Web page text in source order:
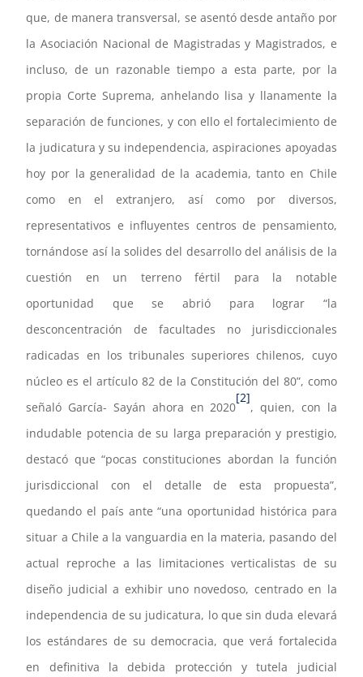
que, de manera transversal, se asentó desde antaño por
la Asociación Nacional de Magistradas y Magistrados, e
incluso, de un razonable tiempo a esta parte, por la
propia Corte Suprema, anhelando lisa y llanamente la
separación de funciones, y con ello el fortalecimiento de
la judicatura y su independencia, aspiraciones apoyadas
hoy por la generalidad de la academia, tanto en Chile
como en el extranjero, así como por diversos,
representativos e influyentes centros de pensamiento,
tornándose así la solides del desarrollo del análisis de la
cuestión en un terreno fértil para la notable
oportunidad que se abrió para lograr “la
desconcentración de facultades no jurisdiccionales
radicadas en los tribunales superiores chilenos, cuyo
núcleo es el artículo 82 de la Constitución del 80”, como
señaló García- Sayán ahora en 2020
[2]
, quien, con la
indudable potencia de su larga preparación y prestigio,
destacó que “pocas constituciones abordan la función
jurisdiccional con el detalle de esta propuesta”,
quedando el país ante “una oportunidad histórica para
situar a Chile a la vanguardia en la materia, pasando del
actual reproche a las limitaciones verticalistas de su
diseño judicial a exhibir uno novedoso, centrado en la
independencia de su judicatura, lo que sin duda elevará
los estándares de su democracia, que verá fortalecida
en definitiva la debida protección y tutela judicial